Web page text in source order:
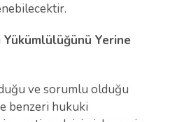
Yerine
ve sorumlu olduğu
benzeri hukuki